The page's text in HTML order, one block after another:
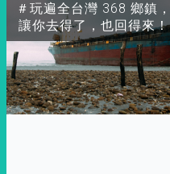
＃玩遍全台灣 368 鄉鎮，
讓你去得了，也回得來！